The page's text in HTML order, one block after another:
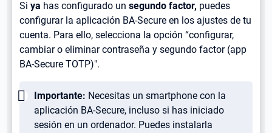
Si ya has configurado un segundo factor, puedes
configurar la aplicación BA-Secure en los ajustes de tu
cuenta. Para ello, selecciona la opción “configurar,
cambiar o eliminar contraseña y segundo factor (app
BA-Secure TOTP)".
Wichtig:
Importante: Necesitas un smartphone con la
aplicación BA-Secure, incluso si has iniciado
sesión en un ordenador. Puedes instalarla